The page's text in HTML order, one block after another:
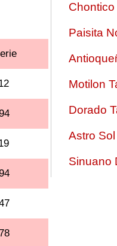
Paisita
Motilon
Dorado
Astro
Sinuano